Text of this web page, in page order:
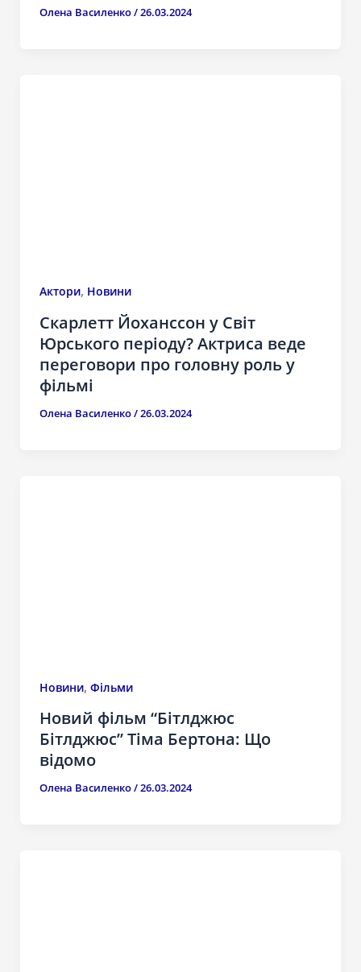
Олена Василенко/26.03.2024
Актори, Новини
Скарлетт Йоханссон у Світ
Юрського періоду? Актриса веде
переговори про головну роль у
фільмі
Олена Василенко/26.03.2024
Новини, Фільми
Новий фільм “Бітлджюс
Бітлджюс” Тіма Бертона: Що
відомо
Олена Василенко/26.03.2024